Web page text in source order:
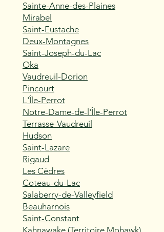
Sainte-Anne-des-Plaines
Mirabel
Saint-Eustache
Deux-Montagnes
Saint-Joseph-du-Lac
Oka
Vaudreuil-Dorion
Pincourt
L'Île-Perrot
Notre-Dame-de-l'Île-Perrot
Terrasse-Vaudreuil
Hudson
Saint-Lazare
Rigaud
Les Cèdres
Coteau-du-Lac
Salaberry-de-Valleyfield
Beauharnois
Saint-Constant
Kahnawake (Territoire Mohawk)